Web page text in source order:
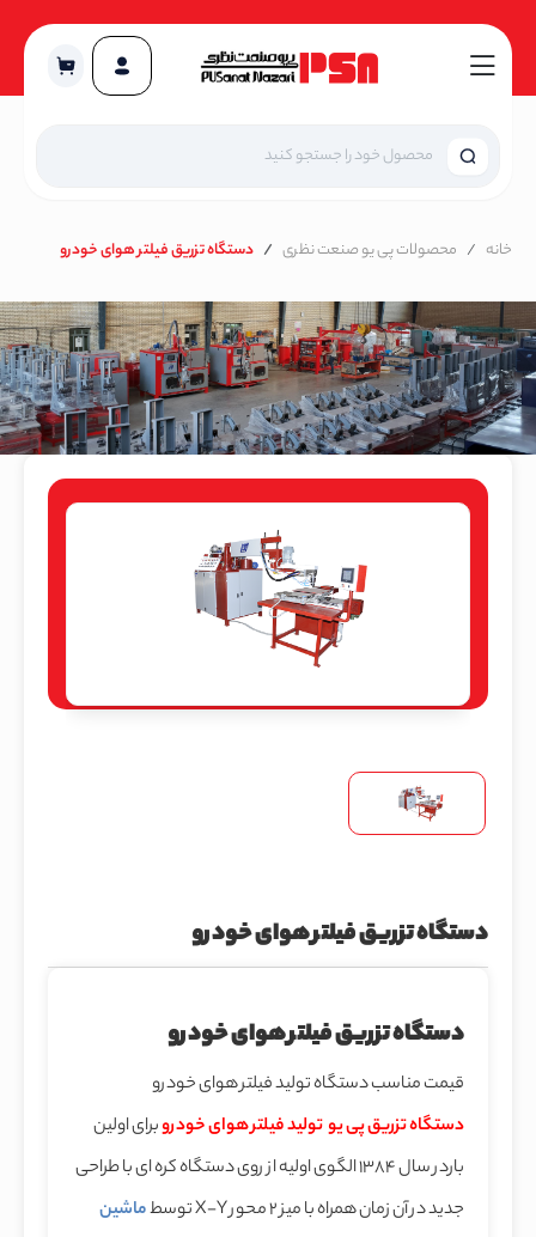
خانه محصولات پی یو صنعت نظری دستگاه تزریق فیلتر هوای خودرو
دستگاه تزریق فیلتر هوای خودرو
دستگاه تزریق فیلتر هوای خودرو
قیمت مناسب دستگاه تولید فیلتر هوای خودرو
دستگاه تزریق پی یو تولید فیلتر هوای خودروبرای اولین
باردر سال ۱۳۸۴ الگوی اولیه از روی دستگاه کره ای با طراحی
جدید در آن زمان همراه با میز 2 محور X-Y توسط
ماشین